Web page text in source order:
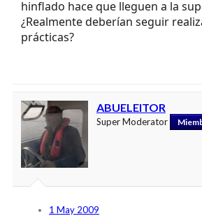
hinflado hace que lleguen a la
¿Realmente deberían seguir
prácticas?
ABUELEITOR
Super Moderator
1 May 2009